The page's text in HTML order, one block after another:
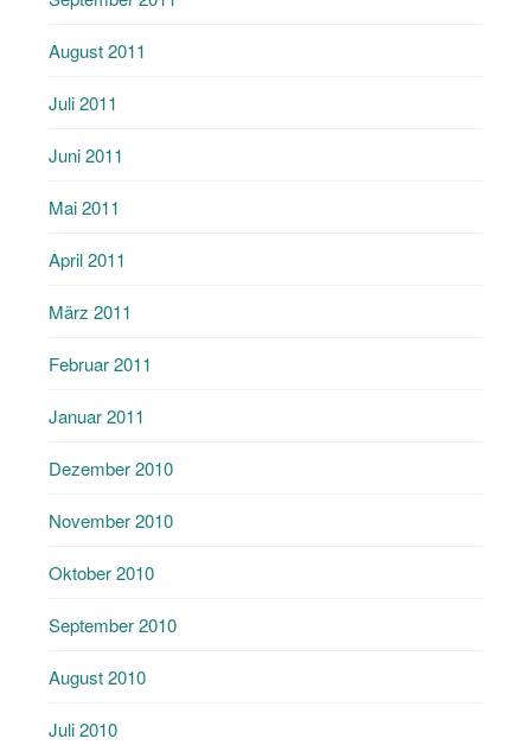
August 2011
Juli 2011
Juni 2011
Mai 2011
April 2011
März 2011
Februar 2011
Januar 2011
Dezember 2010
November 2010
Oktober 2010
September 2010
August 2010
Juli 2010